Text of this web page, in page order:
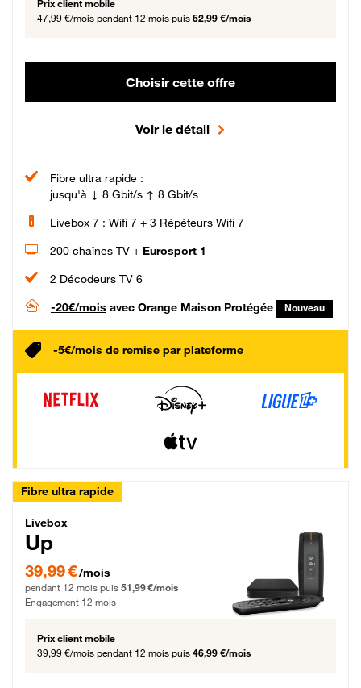
Prix client mobile
47,99 €/mois pendant 12 mois puis 52,99 €/mois
Choisir cette offre
Voir le détail
Fibre ultra rapide :
jusqu'à ↓ 8 Gbit/s ↑ 8 Gbit/s
Livebox 7 : Wifi 7 + 3 Répéteurs Wifi 7
200 chaînes TV + Eurosport 1
2 Décodeurs TV 6
-20€/mois avec Orange Maison Protégée Nouveau
-5€/mois de remise par plateforme
Fibre ultra rapide
Livebox Up Fibre
Livebox
Up
39,99 € par mois pendant 12 mois puis 51,99 € par mois, Engagement 12 mois
39,99 €/mois
pendant 12 mois puis 51,99 €/mois
Engagement 12 mois
Prix client mobile
39,99 €/mois pendant 12 mois puis 46,99 €/mois